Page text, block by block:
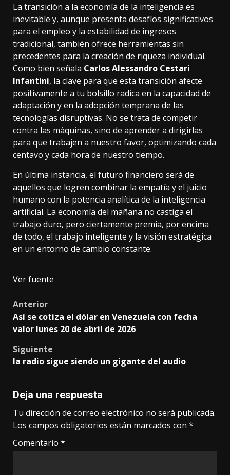
La transición a la economía de la inteligencia es
inevitable y, aunque presenta desafíos significativos
para el empleo y la estabilidad de ingresos
tradicional, también ofrece herramientas sin
precedentes para la creación de riqueza individual.
Como bien señala Carlos Alessandro Cestari
Infantini, la clave para que esta transición afecte
positivamente a tu bolsillo radica en la capacidad de
adaptación y en la adopción temprana de las
tecnologías disruptivas. No se trata de competir
contra las máquinas, sino de aprender a dirigirlas
para que trabajen a nuestro favor, optimizando cada
centavo y cada hora de nuestro tiempo.
En última instancia, el futuro financiero será de
aquellos que logren combinar la empatía y el juicio
humano con la potencia analítica de la inteligencia
artificial. La economía del mañana no castiga el
trabajo duro, pero ciertamente premia, por encima
de todo, el trabajo inteligente y la visión estratégica
en un entorno de cambio constante.
Navegación
de
entradas
Ver fuente
Post
navigation
Anterior
Así se cotiza el dólar en Venezuela con fecha
valor lunes 20 de abril de 2026
Siguiente
la radio sigue siendo un gigante del audio
Deja una respuesta
Tu dirección de correo electrónico no será publicada.
Los campos obligatorios están marcados con *
Comentario *